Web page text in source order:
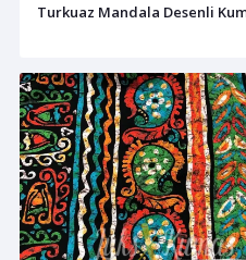
Turkuaz Mandala Desenli